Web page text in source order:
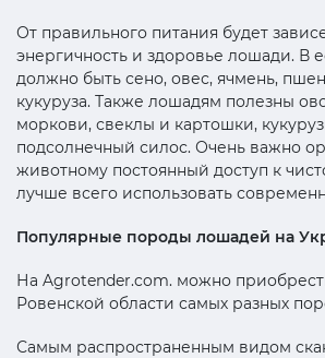
От правильного питания будет
энергичность и здоровье лошади. В
должно быть сено, овес, ячмень,
кукуруза. Также лошадям полезны
моркови, свеклы и картошки,
подсолнечный силос. Очень важно
животному постоянный доступ к
лучше всего использовать
Популярные породы лошадей на
На Agrotender.com. можно
Ровенской области самых разных
Самым распространенным видом